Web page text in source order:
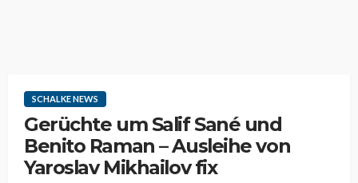
SCHALKE NEWS
Gerüchte um Salif Sané und
Benito Raman – Ausleihe von
Yaroslav Mikhailov fix